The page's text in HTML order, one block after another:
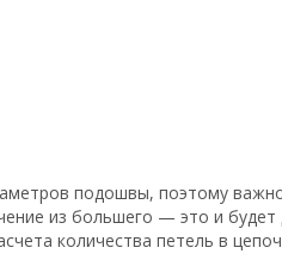
подошвы, поэтому
из большего — это и
количества петель в